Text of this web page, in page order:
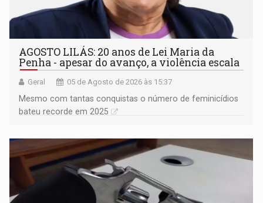
AGOSTO LILÁS: 20 anos de Lei Maria da
Penha - apesar do avanço, a violência escala
Geral 05 de Agosto de 2026 às 15:37
Mesmo com tantas conquistas o número de feminicídios
bateu recorde em 2025